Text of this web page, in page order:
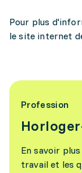
Pour plus
le site internet
Profession
En savoir
travail et les